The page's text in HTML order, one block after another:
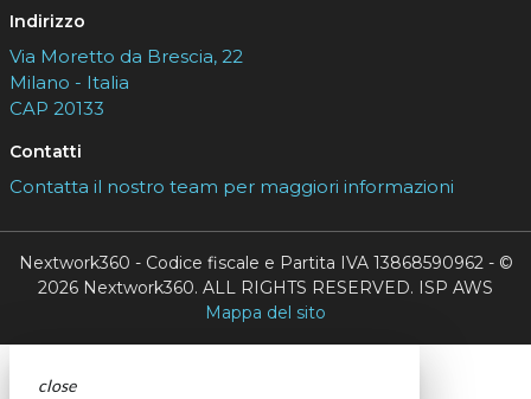
Indirizzo
Via Moretto da Brescia, 22
Milano - Italia
CAP 20133
Contatti
Contatta il nostro team per maggiori informazioni
Nextwork360 - Codice fiscale e Partita IVA 13868590962 - ©
2026 Nextwork360. ALL RIGHTS RESERVED. ISP AWS
Mappa del sito
close